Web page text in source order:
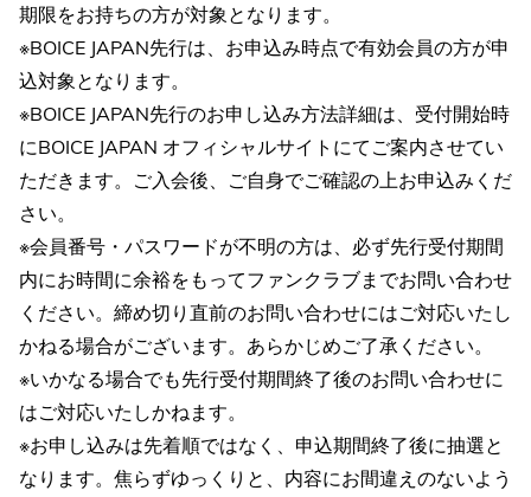
期限をお持ちの方が対象となります。
※BOICE JAPAN先行は、お申込み時点で有効会員の方が申
込対象となります。
※BOICE JAPAN先行のお申し込み方法詳細は、受付開始時
にBOICE JAPAN オフィシャルサイトにてご案内させてい
ただきます。ご入会後、ご自身でご確認の上お申込みくだ
さい。
※会員番号・パスワードが不明の方は、必ず先行受付期間
内にお時間に余裕をもってファンクラブまでお問い合わせ
ください。締め切り直前のお問い合わせにはご対応いたし
かねる場合がございます。あらかじめご了承ください。
※いかなる場合でも先行受付期間終了後のお問い合わせに
はご対応いたしかねます。
※お申し込みは先着順ではなく、申込期間終了後に抽選と
なります。焦らずゆっくりと、内容にお間違えのないよう